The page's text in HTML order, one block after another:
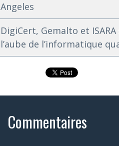
Angeles
DigiCert, Gemalto et
l’aube de l’informatique
Commentaires